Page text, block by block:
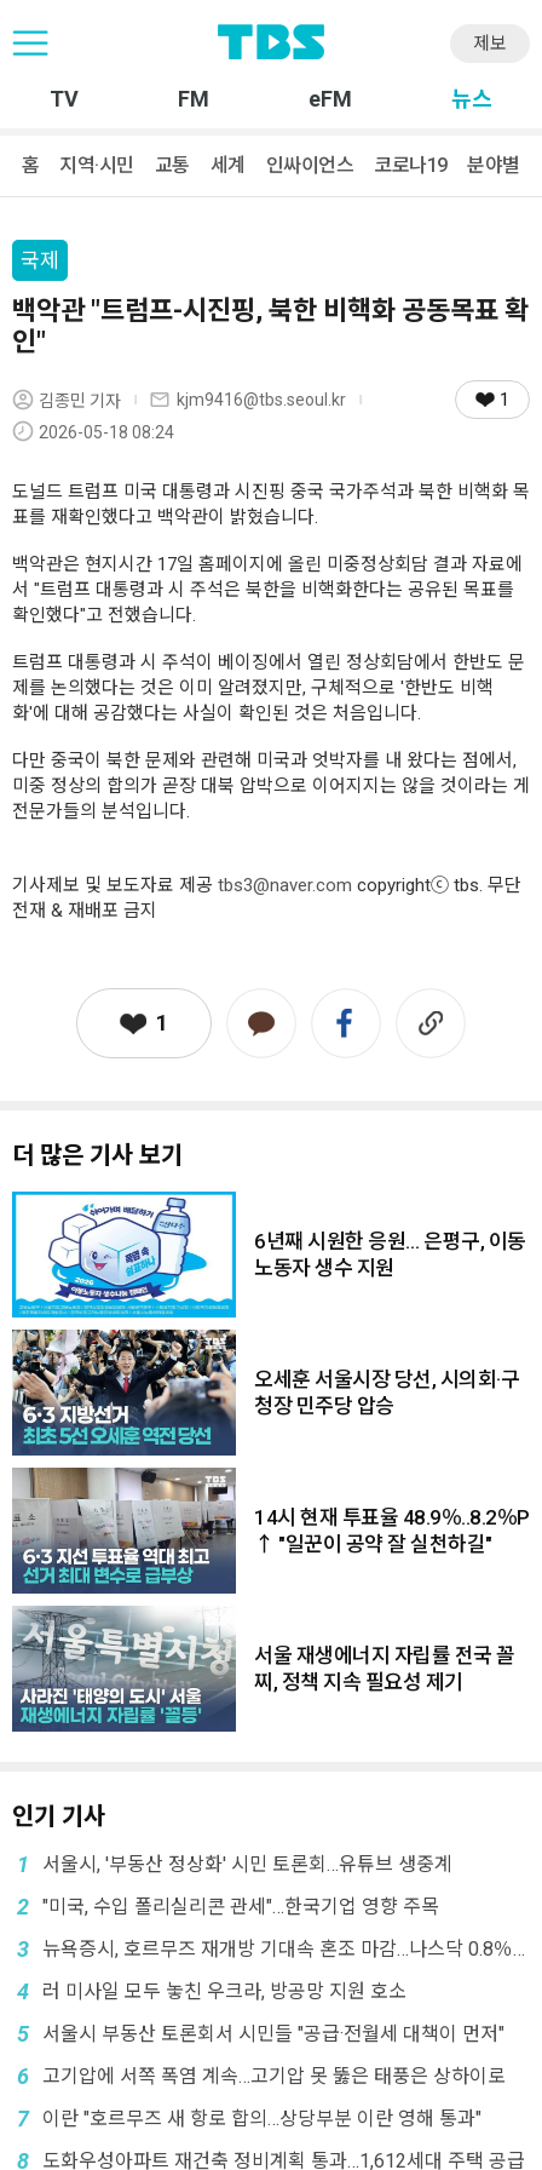
제보
TV FM eFM 뉴스
홈 지역·시민 교통 세계 인싸이언스 코로나19 분야별
국제
백악관 "트럼프-시진핑, 북한 비핵화 공동목표 확
인"
김종민 기자
kjm9416@tbs.seoul.kr
2026-05-18 08:24
1
도널드 트럼프 미국 대통령과 시진핑 중국 국가주석과 북한 비핵화 목
표를 재확인했다고 백악관이 밝혔습니다.
백악관은 현지시간 17일 홈페이지에 올린 미중정상회담 결과 자료에
서 "트럼프 대통령과 시 주석은 북한을 비핵화한다는 공유된 목표를
확인했다"고 전했습니다.
트럼프 대통령과 시 주석이 베이징에서 열린 정상회담에서 한반도 문
제를 논의했다는 것은 이미 알려졌지만, 구체적으로 '한반도 비핵
화'에 대해 공감했다는 사실이 확인된 것은 처음입니다.
다만 중국이 북한 문제와 관련해 미국과 엇박자를 내 왔다는 점에서,
미중 정상의 합의가 곧장 대북 압박으로 이어지지는 않을 것이라는 게
전문가들의 분석입니다.
기사제보 및 보도자료 제공 tbs3@naver.com copyrightⓒ tbs. 무단
전재 & 재배포 금지
1
더 많은 기사 보기
6년째 시원한 응원… 은평구, 이동
노동자 생수 지원
오세훈 서울시장 당선, 시의회·구
청장 민주당 압승
14시 현재 투표율 48.9％..8.2％P
↑ "일꾼이 공약 잘 실천하길"
서울 재생에너지 자립률 전국 꼴
찌, 정책 지속 필요성 제기
인기 기사
1 서울시, '부동산 정상화' 시민 토론회…유튜브 생중계
2 "미국, 수입 폴리실리콘 관세"…한국기업 영향 주목
3
뉴욕증시, 호르무즈 재개방 기대속 혼조 마감…나스닥 0.8％
4 러 미사일 모두 놓친 우크라, 방공망 지원 호소
5 서울시 부동산 토론회서 시민들 "공급·전월세 대책이 먼저"
6 고기압에 서쪽 폭염 계속…고기압 못 뚫은 태풍은 상하이로
7 이란 "호르무즈 새 항로 합의…상당부분 이란 영해 통과"
8 도화우성아파트 재건축 정비계획 통과…1,612세대 주택 공급